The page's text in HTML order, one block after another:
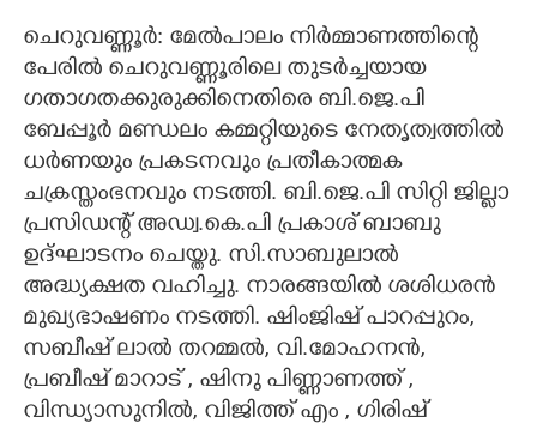
CARTOONS
LITERATURE
ZOOM
CONTACT US
ചെറുവണ്ണൂർ: മേൽപാലം നിർമ്മാണത്തിന്റെ
പേരിൽ ചെറുവണ്ണൂരിലെ തുടർച്ചയായ
ഗതാഗതക്കുരുക്കിനെതിരെ ബി.ജെ.പി
ബേപ്പൂർ മണ്ഡലം കമ്മറ്റിയുടെ നേതൃത്വത്തിൽ
ധർണയും പ്രകടനവും പ്രതീകാത്മക
ചക്രസ്തംഭനവും നടത്തി. ബി.ജെ.പി സിറ്റി ജില്ലാ
പ്രസിഡന്റ് അഡ്വ.കെ.പി പ്രകാശ് ബാബു
ഉദ്ഘാടനം ചെയ്തു. സി.സാബുലാൽ
അദ്ധ്യക്ഷത വഹിച്ചു. നാരങ്ങയിൽ ശശിധരൻ
മുഖ്യഭാഷണം നടത്തി. ഷിംജിഷ് പാറപ്പുറം,
സബീഷ് ലാൽ തറമ്മൽ, വി.മോഹനൻ,
പ്രബീഷ് മാറാട് , ഷിനു പിണ്ണാണത്ത് ,
വിന്ധ്യാസുനിൽ, വിജിത്ത് എം , ഗിരിഷ്